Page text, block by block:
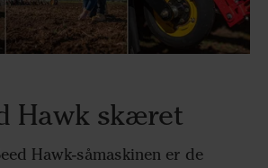
Hawk skæret
Hawk-såmaskinen er de